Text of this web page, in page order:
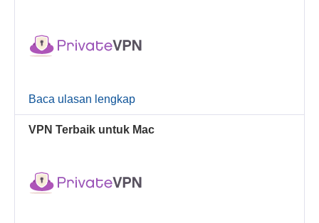
Baca ulasan lengkap
VPN Terbaik untuk Mac